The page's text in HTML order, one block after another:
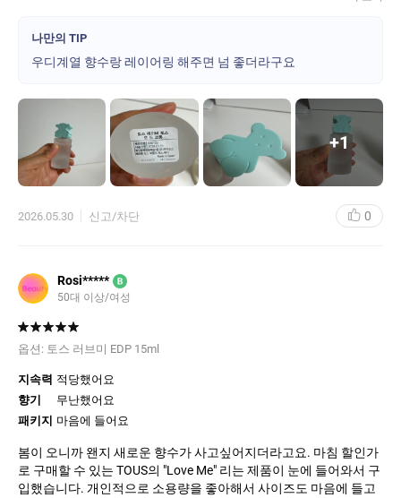
나만의 TIP
우디계열 향수랑 레이어링 해주면 넘 좋더라구요
+1
2026.05.30 신고/차단 0
Rosi***** B
50대 이상/여성
옵션: 토스 러브미 EDP 15ml
지속력 적당했어요
향기
무난했어요
패키지 마음에 들어요
봄이 오니까 왠지 새로운 향수가 사고싶어지더라고요. 마침 할인가
로 구매할 수 있는 TOUS의 "Love Me" 리는 제품이 눈에 들어와서 구
입했습니다. 개인적으로 소용량을 좋아해서 사이즈도 마음에 들고